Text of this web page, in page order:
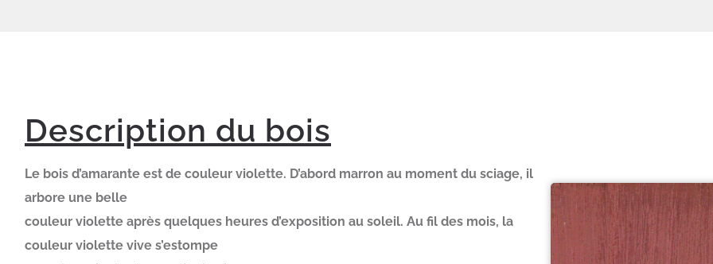
Description du bois
Le bois d’amarante est de couleur violette. D’abord marron au moment du sciage, il
arbore une belle
couleur violette après quelques heures d’exposition au soleil. Au fil des mois, la
couleur violette vive s’estompe